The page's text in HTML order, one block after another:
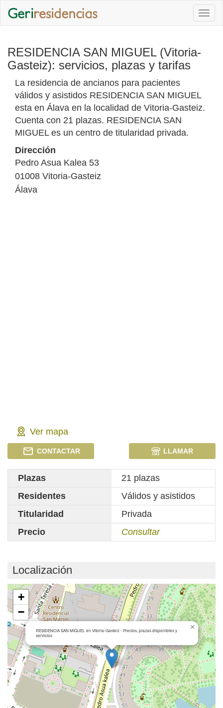
RESIDENCIA SAN MIGUEL (Vitoria-
Gasteiz): servicios, plazas y tarifas
La residencia de ancianos para pacientes
válidos y asistidos RESIDENCIA SAN MIGUEL
esta en Álava en la localidad de Vitoria-Gasteiz.
Cuenta con 21 plazas. RESIDENCIA SAN
MIGUEL es un centro de titularidad privada.
Dirección
Pedro Asua Kalea 53
01008 Vitoria-Gasteiz
Álava
Ver mapa
CONTACTAR LLAMAR
Plazas
21 plazas
Residentes
Válidos y asistidos
Titularidad
Privada
Precio
Consultar
Localización
Cargando mapa...
RESIDENCIA SAN MIGUEL en Vitoria-Gasteiz - Precios, plazas disponibles y
servicios
×
+
−